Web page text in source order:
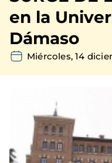
en la
Dámaso
Miércoles, 14